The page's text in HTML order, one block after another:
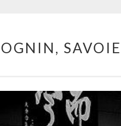
SAVOIE